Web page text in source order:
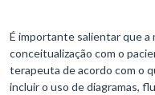
É importante salientar que a
conceitualização com o
terapeuta de acordo com o
incluir o uso de diagramas,